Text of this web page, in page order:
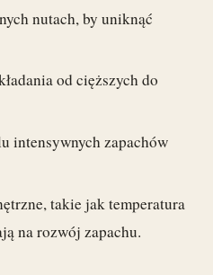
nutach, by uniknąć
od cięższych do
intensywnych zapachów
takie jak temperatura
na rozwój zapachu.